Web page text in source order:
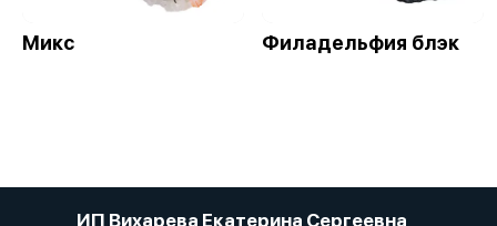
Микс Филадельфия блэк
ИП Вихарева Екатерина Сергеевна